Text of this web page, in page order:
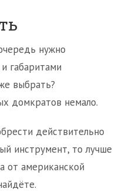
нужно
габаритами
выбрать?
домкратов немало.
действительно
инструмент, то лучше
от американской